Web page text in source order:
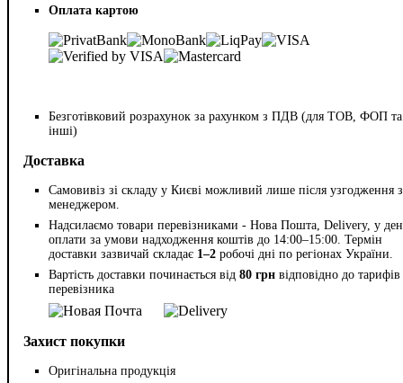
Оплата картою
Безготівковий розрахунок за рахунком з ПДВ (для ТОВ, ФОП та
інші)
Доставка
Самовивіз зі складу у Києві можливий лише після узгодження з
менеджером.
Надсилаємо товари перевізниками - Нова Пошта, Delivery, у
оплати за умови надходження коштів до 14:00–15:00. Термін
доставки зазвичай складає 1–2 робочі дні по регіонах України.
Вартість доставки починається від 80 грн відповідно до тарифів
перевізника
Захист покупки
Оригінальна продукція